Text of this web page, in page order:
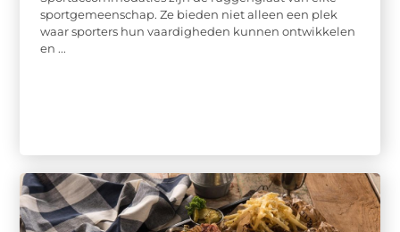
sportgemeenschap. Ze bieden niet alleen een plek
waar sporters hun vaardigheden kunnen ontwikkelen
en ...